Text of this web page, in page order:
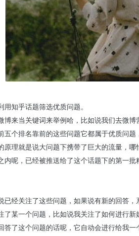
知乎话题筛选优质问题。
博来当关键词来举例哈，比如说我们去微
五个排名靠前的这些问题它都属于优质问题
原理就是说大问题下携带了巨大的流量，
内呢，已经被推送给了这个话题下的第一批
已经关注了这些问题，如果说有新的回答
了某一个问题，比如说我关注了如何进行新
答了这个问题的话呢，它自动会进行给我一